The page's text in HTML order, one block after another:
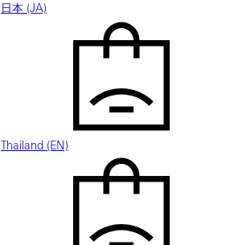
日本 (JA)
Thailand (EN)